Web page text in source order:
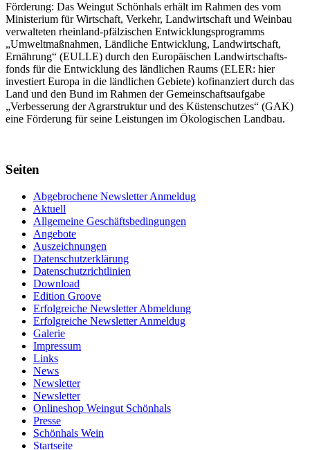
Förderung: Das Weingut Schönhals erhält im Rahmen des vom
Minis­terium für Wirtschaft, Verkehr, Land­wirt­schaft und Weinbau
verwal­teten rhein­land-pfälzischen Entwick­lungs­programms
„Umwelt­maßnahmen, Länd­liche Entwick­lung, Landwirt­schaft,
Ernährung“ (EULLE) durch den Euro­päischen Land­wirtschafts­
fonds für die Entwick­lung des länd­lichen Raums (ELER: hier
investiert Europa in die ländlichen Gebiete) kofinanziert durch das
Land und den Bund im Rahmen der Gemein­schafts­aufgabe
„Verbes­serung der Agrar­struktur und des Küsten­schutzes“ (GAK)
eine Förderung für seine Leis­tungen im Ökolo­gischen Landbau.
Seiten
Abgebrochene Newsletter Anmeldug
Aktuell
Allgemeine Geschäftsbedingungen
Angebote
Auszeichnungen
Datenschutzerklärung
Datenschutzrichtlinien
Download
Edition Groove
Erfolgreiche Newsletter Abmeldung
Erfolgreiche Newsletter Anmeldug
Galerie
Impressum
Links
News
Newsletter
Newsletter
Onlineshop Weingut Schönhals
Presse
Schönhals Wein
Startseite